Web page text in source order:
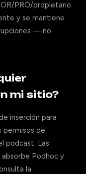
PRO/propietario.
y se mantiene
— no
mi sitio?
inserción para
permisos de
podcast. Las
Podhoc y
la